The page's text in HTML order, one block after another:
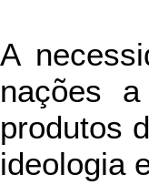
A
nações
produtos
ideologia